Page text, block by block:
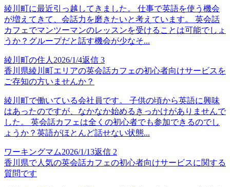
綾川町に最近引っ越してきました。 仕事で英語を使う機会
が増えてきて、会話力を磨きたいと考えています。 英会話
カフェでマンツーマンのレッスンを受けることは可能でしょ
うか？グループだと話す機会が少なそ...
綾川町の住人 2026/1/4返信 3
香川県綾川町エリアの英会話カフェの初心者向けサービスを
ご存知の方いませんか？
綾川町で働いている会社員です。 子供の頃から英語に興味
はあったのですが、なかなか始めるきっかけがありませんで
した。 英会話カフェは全くの初心者でも参加できるのでし
ょうか？英語がほとんど話せない状態...
ワーキングマム2026/1/13返信 2
香川県で人気の英会話カフェの初心者向けサービスに関する
質問です